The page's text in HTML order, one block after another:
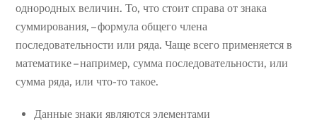
однородных величин. То, что стоит справа от знака
суммирования, – формула общего члена
последовательности или ряда. Чаще всего применяется в
математике – например, сумма последовательности, или
сумма ряда, или что-то такое.
Данные знаки являются элементами